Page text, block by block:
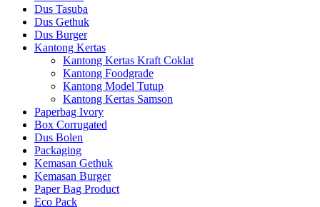
Dus Tasuba
Dus Gethuk
Dus Burger
Kantong Kertas
Kantong Kertas Kraft Coklat
Kantong Foodgrade
Kantong Model Tutup
Kantong Kertas Samson
Paperbag Ivory
Box Corrugated
Dus Bolen
Packaging
Kemasan Gethuk
Kemasan Burger
Paper Bag Product
Eco Pack